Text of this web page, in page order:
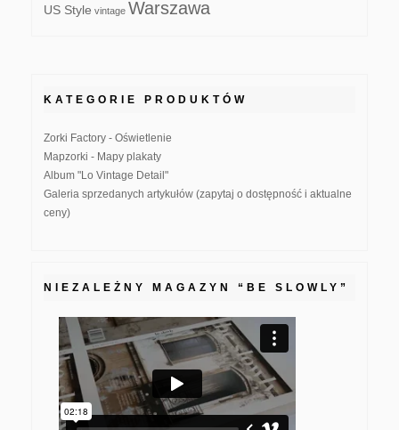
US Style vintage Warszawa
KATEGORIE PRODUKTÓW
Zorki Factory - Oświetlenie
Mapzorki - Mapy plakaty
Album "Lo Vintage Detail"
Galeria sprzedanych artykułów (zapytaj o dostępność i aktualne
ceny)
NIEZALEŻNY MAGAZYN “BE SLOWLY”